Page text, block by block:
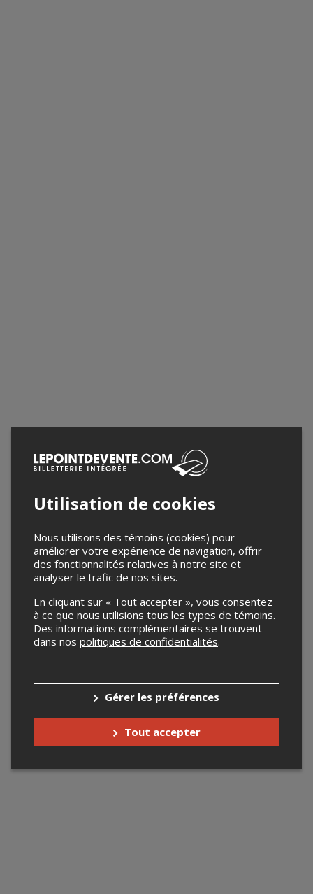
Utilisation de cookies
Nous utilisons des témoins (cookies) pour
améliorer votre expérience de navigation, offrir
des fonctionnalités relatives à notre site et
analyser le trafic de nos sites.
En cliquant sur « Tout accepter », vous consentez
à ce que nous utilisions tous les types de témoins.
Des informations complémentaires se trouvent
dans nos politiques de confidentialités.
Gérer les préférences
Tout accepter